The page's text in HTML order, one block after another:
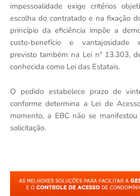
impessoalidade exige critérios
escolha do contratado e na fixação
princípio da eficiência impõe a
custo-benefício e vantajosidade
previsto também na Lei nº 13.303,
conhecida como Lei das Estatais.
O pedido estabelece prazo de
conforme determina a Lei de
momento, a EBC não se
solicitação.